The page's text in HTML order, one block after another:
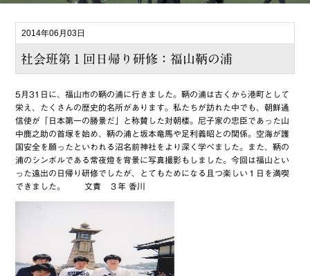
2014年06月03日
社会班第１回日帰り研修：福山鞆の浦
5月31日に、福山市の鞆の浦に行きました。鞆の浦は古くから港町として
栄え、たくさんの歴史的名所があります。私たちが訪れた中でも、朝鮮通
信使が「日本第一の勝景だ」と称賛した対朝楼。尼子家の忠臣であった山
中鹿之助の首塚を始め、鞆の浦と坂本竜馬や足利義昭との関係。空海が護
国安全を願ったといわれる沼名前神社をより深く学べました。また、鞆の
浦のシンボルである常夜燈を背景に写真撮影もしました。今回は福山とい
った遠出の日帰り研修でしたが、とてもためになる且つ楽しい１日を満喫
できました。 文責 ３年 香川